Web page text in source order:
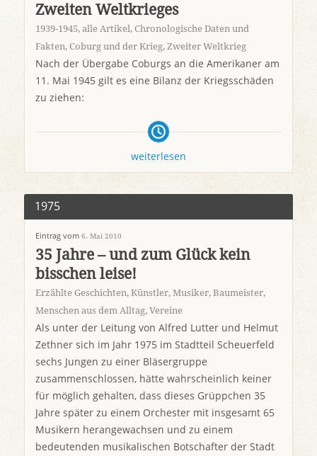
Zweiten Weltkrieges
1939-1945, alle Artikel, Chronologische Daten und
Fakten, Coburg und der Krieg, Zweiter Weltkrieg
Nach der Übergabe Coburgs an die Amerikaner am
11. Mai 1945 gilt es eine Bilanz der Kriegsschäden
zu ziehen:
weiterlesen
1975
Eintrag vom 6. Mai 2010
35 Jahre – und zum Glück kein
bisschen leise!
Erzählte Geschichten, Künstler, Musiker, Baumeister,
Menschen aus dem Alltag, Vereine
Als unter der Leitung von Alfred Lutter und Helmut
Zethner sich im Jahr 1975 im Stadtteil Scheuerfeld
sechs Jungen zu einer Bläsergruppe
zusammenschlossen, hätte wahrscheinlich keiner
für möglich gehalten, dass dieses Grüppchen 35
Jahre später zu einem Orchester mit insgesamt 65
Musikern herangewachsen und zu einem
bedeutenden musikalischen Botschafter der Stadt